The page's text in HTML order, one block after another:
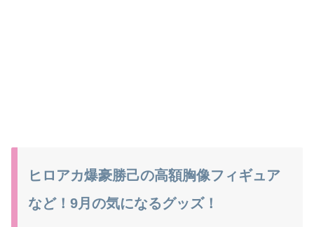
ヒロアカ爆豪勝己の高額胸像フィギュア
など！9月の気になるグッズ！